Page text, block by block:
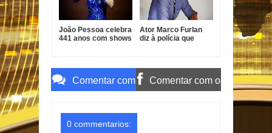
João Pessoa celebra
441 anos com shows
Ator Marco Furlan
diz à polícia que
de vulnerável
Comentar com Comentar com o
0 commentarios: